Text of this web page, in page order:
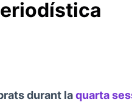
durant laquarta